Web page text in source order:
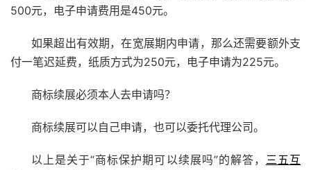
500元，电子申请费用是450元。
如果超出有效期，在宽展期内申请，那么还需要额外支
付一笔迟延费，纸质方式为250元，电子申请为225元。
商标续展必须本人去申请吗？
商标续展可以自己申请，也可以委托代理公司。
以上是关于“商标保护期可以续展吗”的解答， 三五互